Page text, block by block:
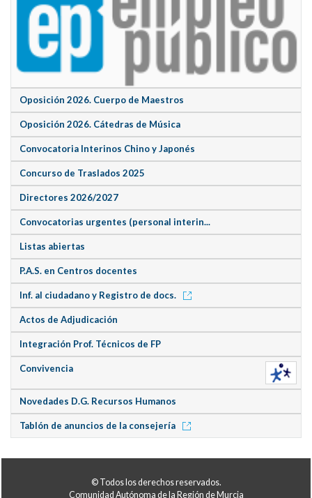
Oposición 2026. Cuerpo de Maestros
Oposición 2026. Cátedras de Música
Convocatoria Interinos Chino y Japonés
Concurso de Traslados 2025
Directores 2026/2027
Convocatorias urgentes (personal interin...
Listas abiertas
P.A.S. en Centros docentes
Inf. al ciudadano y Registro de docs.
Actos de Adjudicación
Integración Prof. Técnicos de FP
Convivencia
Novedades D.G. Recursos Humanos
Tablón de anuncios de la consejería
© Todos los derechos reservados.
Comunidad Autónoma de la Región de Murcia